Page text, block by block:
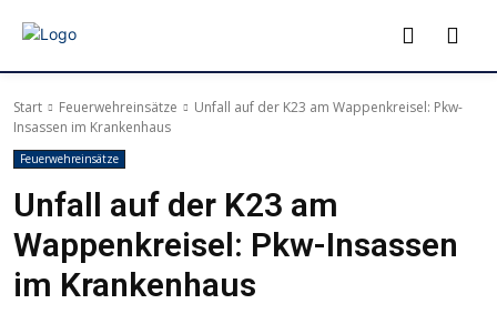
Start Feuerwehreinsätze
Unfall auf der K23 am Wappenkreisel: Pkw-
Insassen im Krankenhaus
Feuerwehreinsätze
Unfall auf der K23 am
Wappenkreisel: Pkw-Insassen
im Krankenhaus